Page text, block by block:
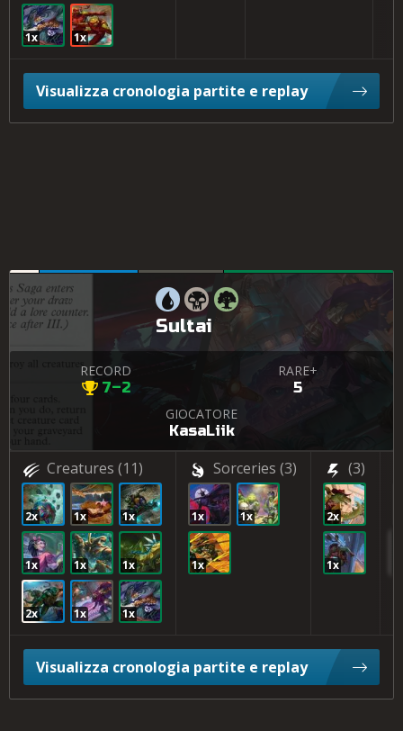
1x 1x
Visualizza cronologia partite e replay
Sultai
RECORD
7–2
RARE+
5
GIOCATORE
KasaLiik
Creatures (11)
2x 1x 1x
1x 1x 1x
2x 1x 1x
Sorceries (3)
1x 1x
1x
(3)
2x
1x
Visualizza cronologia partite e replay